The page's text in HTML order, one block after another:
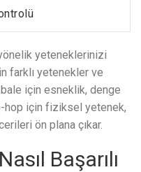
yeteneklerinizi
farklı yetenekler ve
için esneklik, denge
hop için fiziksel yetenek,
ön plana çıkar.
Başarılı